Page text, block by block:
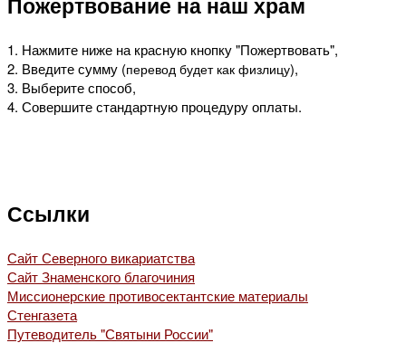
1. Нажмите ниже на красную кнопку "Пожертвовать",
2. Введите сумму (перевод будет как физлицу),
3. Выберите способ,
4. Совершите стандартную процедуру оплаты.
Ссылки
Сайт Северного викариатства
Сайт Знаменского благочиния
Миссионерские противосектантские материалы
Стенгазета
Путеводитель "Святыни России"